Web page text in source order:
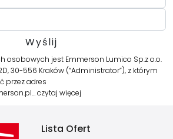
osobowych jest Emmerson Lumico Sp.z o.o.
30-556 Kraków (“Administrator”), z którym
przez adres
czytaj więcej
Lista Ofert